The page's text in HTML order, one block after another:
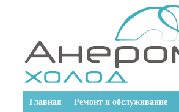
Главная Ремонт и обслуживание